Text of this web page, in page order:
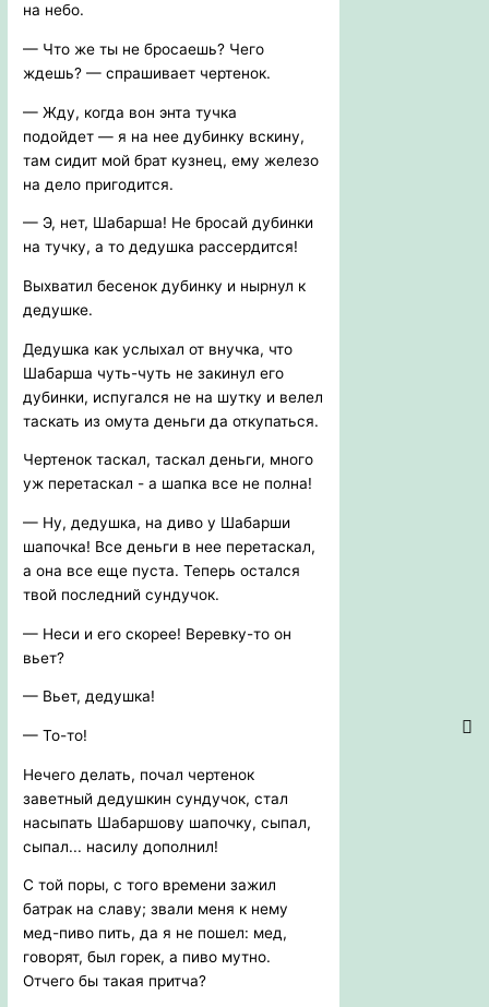
на небо.
— Что же ты не бросаешь? Чего
ждешь? — спрашивает чертенок.
— Жду, когда вон энта тучка
подойдет — я на нее дубинку вскину,
там сидит мой брат кузнец, ему железо
на дело пригодится.
— Э, нет, Шабарша! Не бросай дубинки
на тучку, а то дедушка рассердится!
Выхватил бесенок дубинку и нырнул к
дедушке.
Дедушка как услыхал от внучка, что
Шабарша чуть-чуть не закинул его
дубинки, испугался не на шутку и велел
таскать из омута деньги да откупаться.
Чертенок таскал, таскал деньги, много
уж перетаскал - а шапка все не полна!
— Ну, дедушка, на диво у Шабарши
шапочка! Все деньги в нее перетаскал,
а она все еще пуста. Теперь остался
твой последний сундучок.
— Неси и его скорее! Веревку-то он
вьет?
— Вьет, дедушка!
— То-то!
Нечего делать, почал чертенок
заветный дедушкин сундучок, стал
насыпать Шабаршову шапочку, сыпал,
сыпал... насилу дополнил!
С той поры, с того времени зажил
батрак на славу; звали меня к нему
мед-пиво пить, да я не пошел: мед,
говорят, был горек, а пиво мутно.
Отчего бы такая притча?